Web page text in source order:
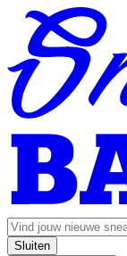
Sluiten